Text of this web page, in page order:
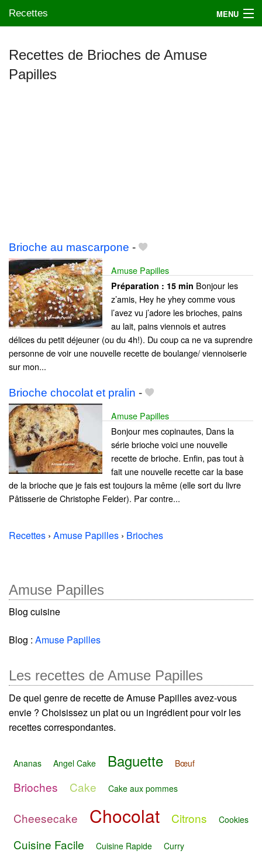
Recettes MENU
Mes blogs préférés
Recettes de Brioches de Amuse
Papilles
Brioche au mascarpone -
Amuse Papilles
Préparation : 15 min Bonjour les
z’amis, Hey he yhey comme vous
l’avez vu j’adore les brioches, pains
au lait, pains viennois et autres
délices du petit déjeuner (ou du 4h!). Du coup ca ne va suprendre
personne de voir une nouvelle recette de boulange/ viennoiserie
sur mon...
Brioche chocolat et pralin -
Amuse Papilles
Bonjour mes copinautes, Dans la
série brioche voici une nouvelle
recette de brioche. Enfin, pas tout à
fait une nouvelle recette car la base
de la brioche que je fais est toujours la même (elle sort du livre
Pâtisserie de Christophe Felder). Par contre...
Recettes › Amuse Papilles › Brioches
Amuse Papilles
Blog cuisine
Blog : Amuse Papilles
Les recettes de Amuse Papilles
De quel genre de recette de Amuse Papilles avez-vous
envie ? Choisissez un plat ou un ingrédient pour voir les
recettes correspondantes.
Ananas Angel Cake Baguette Bœuf
Brioches Cake Cake aux pommes
Cheesecake Chocolat Citrons Cookies
Cuisine Facile Cuisine Rapide
Curry